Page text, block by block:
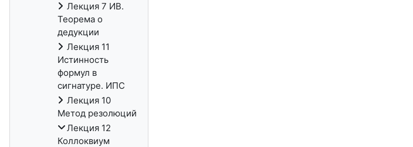
Лекция 7 ИВ.
Теорема о
дедукции
Лекция 11
Истинность
формул в
сигнатуре. ИПС
Лекция 10
Метод резолюций
Лекция 12
Коллоквиум